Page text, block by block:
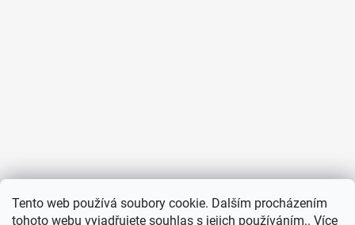
Tento web používá soubory cookie. Dalším procházením
tohoto webu vyjadřujete souhlas s jejich používáním.. Více